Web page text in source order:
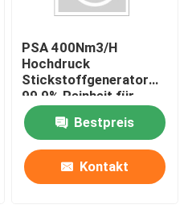
des Flüssigkeitsflusses
PSA 400Nm3/H
Hochdruck
Stickstoffgenerator
99,9% Reinheit für
Lebensmittel,
Metallurgie, Chemie
Bestpreis
Kontakt